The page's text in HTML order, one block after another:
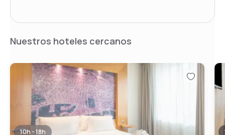
Nuestros hoteles cercanos
10h - 18h